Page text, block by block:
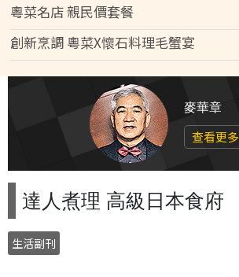
粵菜名店 親民價套餐
創新烹調 粵菜X懷石料理毛蟹宴
麥華章
查看更多
達人煮理 高級日本食府
生活副刊